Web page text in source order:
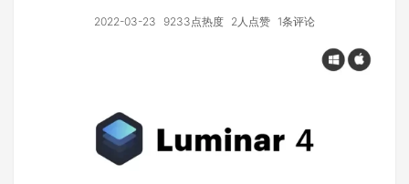
2022-03-23 9233点热度 2人点赞 1条评论